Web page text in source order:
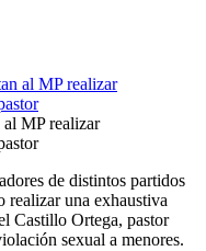
MP realizar
de distintos partidos
una exhaustiva
Castillo Ortega, pastor
sexual a menores.